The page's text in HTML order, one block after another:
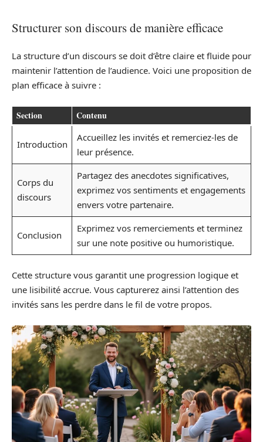
Structurer son discours de manière efficace
La structure d’un discours se doit d’être claire et fluide pour
maintenir l’attention de l’audience. Voici une proposition de
plan efficace à suivre :
Section Contenu
Introduction
Accueillez les invités et remerciez-les de
leur présence.
Corps du
discours
Partagez des anecdotes significatives,
exprimez vos sentiments et engagements
envers votre partenaire.
Conclusion
Exprimez vos remerciements et terminez
sur une note positive ou humoristique.
Cette structure vous garantit une progression logique et
une lisibilité accrue. Vous capturerez ainsi l’attention des
invités sans les perdre dans le fil de votre propos.